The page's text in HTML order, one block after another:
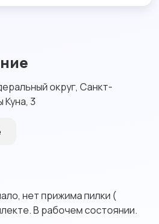
округ, Санкт-
3
нет прижима пилки (
В рабочем состоянии.